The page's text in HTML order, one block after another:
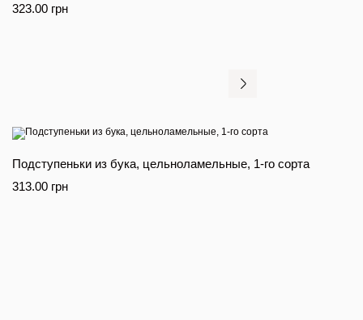
323.00 грн
Подступеньки из бука, цельноламельные, 1-го сорта
313.00 грн